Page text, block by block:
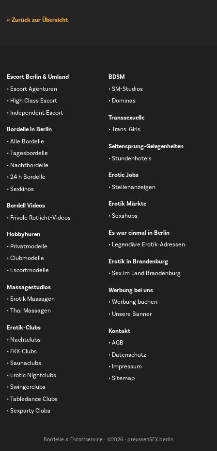
« Zurück zur Übersicht
Navigation
Escort Berlin & Umland
Escort Agenturen
High Class Escort
Independent Escort
Bordelle in Berlin
Alle Bordelle
Tagesbordelle
Nachtbordelle
24 h Bordelle
Sexkinos
Bordell Videos
Frivole Rotlicht-Videos
Hobbyhuren
Privatmodelle
Clubmodelle
Escortmodelle
Massagestudios
Erotik Massagen
Thai Massagen
Erotik-Clubs
Nachtclubs
FKK-Clubs
Saunaclubs
Erotic Nightclubs
Swingerclubs
Tabledance Clubs
Sexparty Clubs
BDSM
SM-Studios
Dominas
Transsexuelle
Trans-Girls
Seitensprung-Gelegenheiten
Stundenhotels
Erotic Jobs
Stellenanzeigen
Erotik Märkte
Sexshops
Es war einmal in Berlin
Legendäre Erotik-Adressen
Erotik in Brandenburg
Sex im Land Brandenburg
Werbung bei uns
Werbung buchen
Unsere Banner
Kontakt
AGB
Datenschutz
Impressum
Sitemap
Bordelle & Escortservice · ©2026 · preussenSEX.berlin